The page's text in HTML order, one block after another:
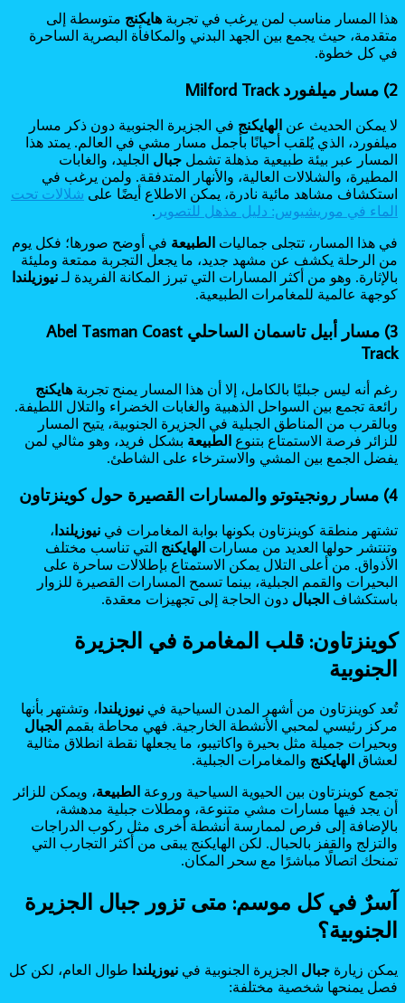
هذا المسار مناسب لمن يرغب في تجربة هايكنج متوسطة إلى
متقدمة، حيث يجمع بين الجهد البدني والمكافأة البصرية الساحرة
في كل خطوة.
2) مسار ميلفورد Milford Track
لا يمكن الحديث عن الهايكنج في الجزيرة الجنوبية دون ذكر مسار
ميلفورد، الذي يُلقب أحيانًا بأجمل مسار مشي في العالم. يمتد هذا
المسار عبر بيئة طبيعية مذهلة تشمل جبال الجليد، والغابات
المطيرة، والشلالات العالية، والأنهار المتدفقة. ولمن يرغب في
استكشاف مشاهد مائية نادرة، يمكن الاطلاع أيضًا على شلالات تحت
الماء في موريشيوس: دليل مذهل للتصوير .
في هذا المسار، تتجلى جماليات الطبيعة في أوضح صورها؛ فكل يوم
من الرحلة يكشف عن مشهد جديد، ما يجعل التجربة ممتعة ومليئة
بالإثارة. وهو من أكثر المسارات التي تبرز المكانة الفريدة لـنيوزيلندا
كوجهة عالمية للمغامرات الطبيعية.
3) مسار أبيل تاسمان الساحلي Abel Tasman Coast
Track
رغم أنه ليس جبليًا بالكامل، إلا أن هذا المسار يمنح تجربة هايكنج
رائعة تجمع بين السواحل الذهبية والغابات الخضراء والتلال اللطيفة.
وبالقرب من المناطق الجبلية في الجزيرة الجنوبية، يتيح المسار
للزائر فرصة الاستمتاع بتنوع الطبيعة بشكل فريد، وهو مثالي لمن
يفضل الجمع بين المشي والاسترخاء على الشاطئ.
4) مسار رونجيتوتو والمسارات القصيرة حول كوينزتاون
تشتهر منطقة كوينزتاون بكونها بوابة المغامرات في نيوزيلندا ،
وتنتشر حولها العديد من مسارات الهايكنج التي تناسب مختلف
الأذواق. من أعلى التلال يمكن الاستمتاع بإطلالات ساحرة على
البحيرات والقمم الجبلية، بينما تسمح المسارات القصيرة للزوار
باستكشاف الجبال دون الحاجة إلى تجهيزات معقدة.
كوينزتاون: قلب المغامرة في الجزيرة
الجنوبية
تُعد كوينزتاون من أشهر المدن السياحية في نيوزيلندا ، وتشتهر بأنها
مركز رئيسي لمحبي الأنشطة الخارجية. فهي محاطة بقمم
الجبال
وبحيرات جميلة مثل بحيرة واكاتيبو، ما يجعلها نقطة انطلاق مثالية
لعشاق الهايكنج والمغامرات الجبلية.
تجمع كوينزتاون بين الحيوية السياحية وروعة الطبيعة، ويمكن للزائر
أن يجد فيها مسارات مشي متنوعة، ومطلات جبلية مدهشة،
بالإضافة إلى فرص لممارسة أنشطة أخرى مثل ركوب الدراجات
والتزلج والقفز بالحبال. لكن الهايكنج يبقى من أكثر التجارب التي
تمنحك اتصالًا مباشرًا مع سحر المكان.
آسرٌ في كل موسم: متى تزور جبال الجزيرة
الجنوبية؟
يمكن زيارة جبال الجزيرة الجنوبية في نيوزيلندا طوال العام، لكن كل
فصل يمنحها شخصية مختلفة: